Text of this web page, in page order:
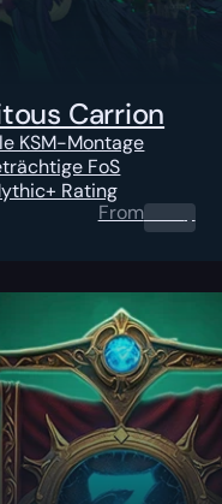
Carrion
KSM-Montage
FoS
Rating
From0.00$